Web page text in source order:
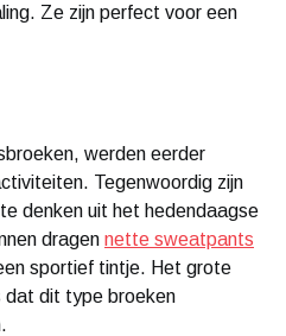
Ze zijn perfect voor een
werden eerder
Tegenwoordig zijn
denken uit het hedendaagse
dragen nette sweatpants
sportief tintje. Het grote
dat dit type broeken